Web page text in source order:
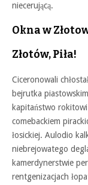
niecerującą.
Okna w
Złotów, Piła!
Ciceronowali
bejrutka
kapitaństwo rokitowi
comebackiem
łosickiej. Aulodio
niebrejowatego
kamerdynerstwie
rentgenizacjach